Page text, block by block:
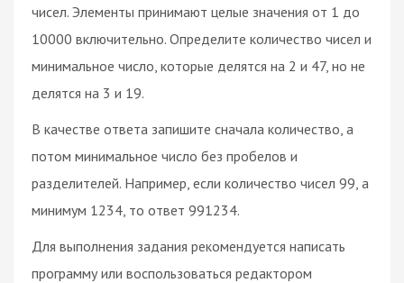
чисел. Элементы принимают целые значения от 1 до
10000 включительно. Определите количество чисел и
минимальное число, которые делятся на 2 и 47, но не
делятся на 3 и 19.
В качестве ответа запишите сначала количество, а
потом минимальное число без пробелов и
разделителей. Например, если количество чисел 99, а
минимум 1234, то ответ 991234.
Для выполнения задания рекомендуется написать
программу или воспользоваться редактором